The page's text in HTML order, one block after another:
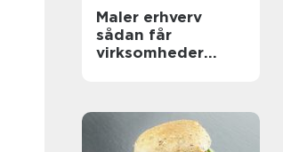
Maler erhverv
sådan får
virksomheder